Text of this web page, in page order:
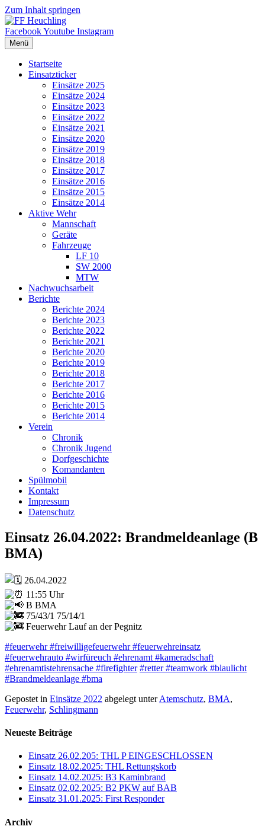
Zum Inhalt springen
FacebookYoutube Instagram
Menü
Startseite
Einsatzticker
Einsätze 2025
Einsätze 2024
Einsätze 2023
Einsätze 2022
Einsätze 2021
Einsätze 2020
Einsätze 2019
Einsätze 2018
Einsätze 2017
Einsätze 2016
Einsätze 2015
Einsätze 2014
Aktive Wehr
Mannschaft
Geräte
Fahrzeuge
LF 10
SW 2000
MTW
Nachwuchsarbeit
Berichte
Berichte 2024
Berichte 2023
Berichte 2022
Berichte 2021
Berichte 2020
Berichte 2019
Berichte 2018
Berichte 2017
Berichte 2016
Berichte 2015
Berichte 2014
Verein
Chronik
Chronik Jugend
Dorfgeschichte
Komandanten
Spülmobil
Kontakt
Impressum
Datenschutz
Einsatz 26.04.2022: Brandmeldeanlage (B
BMA)
26.04.2022
11:55 Uhr
B BMA
75/43/1 75/14/1
Feuerwehr Lauf an der Pegnitz
#feuerwehr#freiwilligefeuerwehr#feuerwehreinsatz
#feuerwehrauto #wirfüreuch #ehrenamt #kameradschaft
#ehrenamtistehrensache #firefighter #retter#teamwork #blaulicht
#Brandmeldeanlage #bma
Gepostet in Einsätze 2022 abgelegt unterAtemschutz, BMA,
Feuerwehr, Schlingmann
Neueste Beiträge
Einsatz 26.02.205: THL P EINGESCHLOSSEN
Einsatz 18.02.2025: THL Rettungskorb
Einsatz 14.02.2025: B3 Kaminbrand
Einsatz 02.02.2025: B2 PKW auf BAB
Einsatz 31.01.2025: First Responder
Archiv